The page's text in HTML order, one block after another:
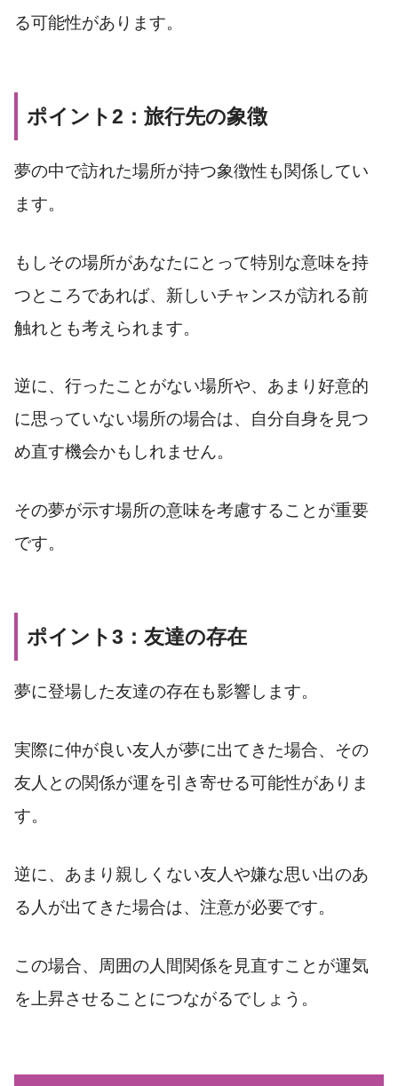
る可能性があります。
ポイント2：旅行先の象徴
夢の中で訪れた場所が持つ象徴性も関係してい
ます。
もしその場所があなたにとって特別な意味を持
つところであれば、新しいチャンスが訪れる前
触れとも考えられます。
逆に、行ったことがない場所や、あまり好意的
に思っていない場所の場合は、自分自身を見つ
め直す機会かもしれません。
その夢が示す場所の意味を考慮することが重要
です。
ポイント3：友達の存在
夢に登場した友達の存在も影響します。
実際に仲が良い友人が夢に出てきた場合、その
友人との関係が運を引き寄せる可能性がありま
す。
逆に、あまり親しくない友人や嫌な思い出のあ
る人が出てきた場合は、注意が必要です。
この場合、周囲の人間関係を見直すことが運気
を上昇させることにつながるでしょう。